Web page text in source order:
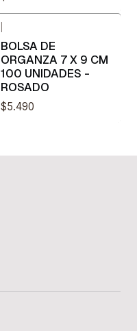
BOLSA DE
ORGANZA 7 X 9 CM
100 UNIDADES -
ROSADO
$5.490